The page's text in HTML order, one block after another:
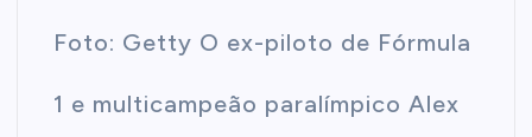
Foto: Getty O ex-piloto de Fórmula
1 e multicampeão paralímpico Alex